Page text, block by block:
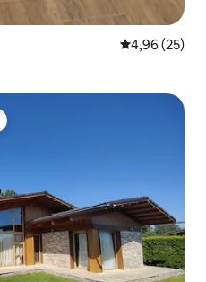
Évaluation
4,96 (25)
plus appréciés